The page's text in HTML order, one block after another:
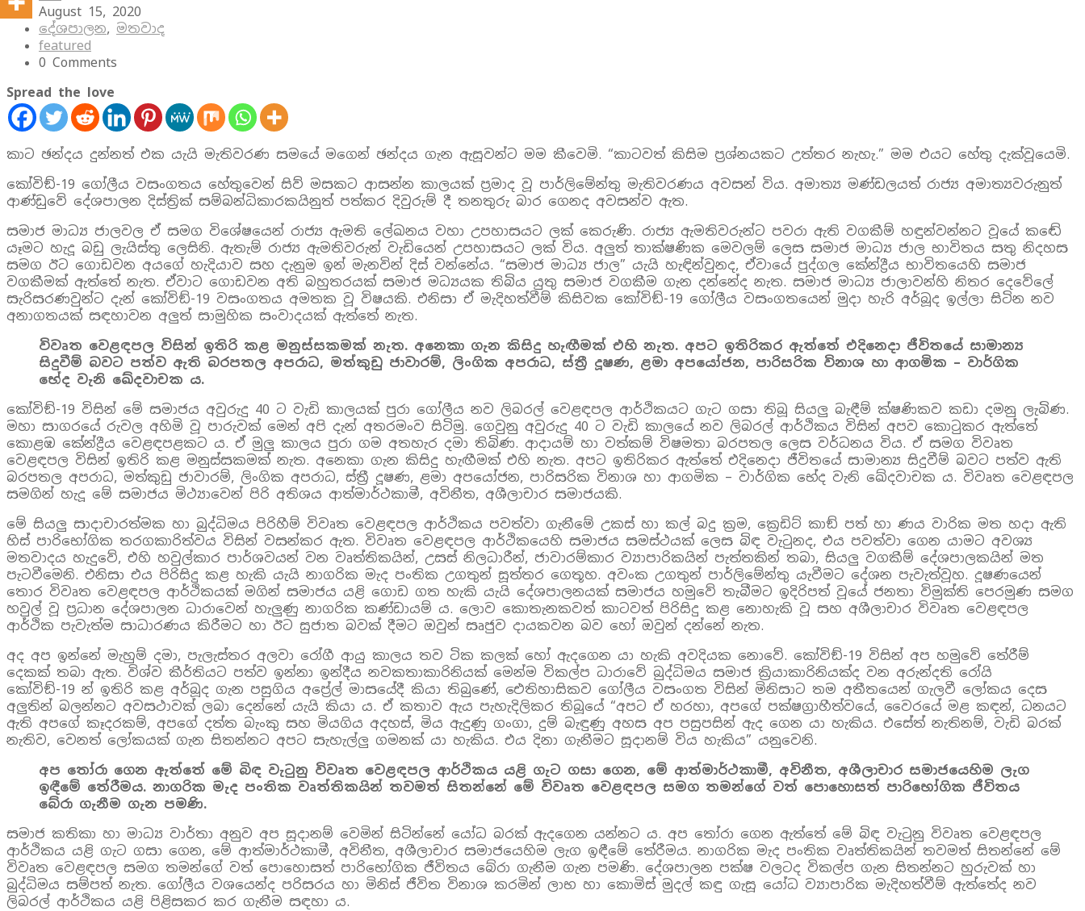
August 15, 2020
දේශපාලන, මතවාද
featured
0 Comments
Spread the love
කාට ඡන්දය දුන්නත් එක යැයි මැතිවරණ සමයේ මගෙන් ඡන්දය ගැන ඇසූවන්ට මම කීවෙමි. “කාටවත් කිසිම ප්‍රශ්නයකට උත්තර නැහැ.” මම එයට හේතු දැක්වූයෙමි.
කෝවිඞ්-19 ගෝලීය වසංගතය හේතුවෙන් සිව් මසකට ආසන්න කාලයක් ප්‍රමාද වූ පාර්ලිමේන්තු මැතිවරණය අවසන් විය. අමාත්‍ය මණ්ඩලයත් රාජ්‍ය අමාත්‍යවරුනුත්
ආණ්ඩුවේ දේශපාලන දිස්ත්‍රික් සම්බන්ධිකාරකයිනුත් පත්කර දිවුරුම් දී තනතුරු බාර ගෙනද අවසන්ව ඇත.
සමාජ මාධ්‍ය ජාලවල ඒ සමග විශේෂයෙන් රාජ්‍ය ඇමති ලේඛනය වහා උපහාසයට ලක් කෙරුණි. රාජ්‍ය ඇමතිවරුන්ට පවරා ඇති වගකීම් හඳුන්වන්නට වූයේ කඬේ
යෑමට හැදූ බඩු ලැයිස්තු ලෙසිනි. ඇතැම් රාජ්‍ය ඇමතිවරුන් වැඩියෙන් උපහාසයට ලක් විය. අලුත් තාක්ෂණික මෙවලම් ලෙස සමාජ මාධ්‍ය ජාල භාවිතය සතු නිදහස
සමග ඊට ගොඩවන අයගේ හැදියාව සහ දැනුම ඉන් මැනවින් දිස් වන්නේය. “සමාජ මාධ්‍ය ජාල” යැයි හැඳින්වුනද, ඒවායේ පුද්ගල කේන්ද්‍රීය භාවිතයෙහි සමාජ
වගකීමක් ඇත්තේ නැත. ඒවාට ගොඩවන අති බහුතරයක් සමාජ මධ්‍යයක තිබිය යුතු සමාජ වගකීම ගැන දන්නේද නැත. සමාජ මාධ්‍ය ජාලාවන්හි නිතර දෙවේලේ
සැරිසරණවුන්ට දැන් කෝවිඞ්-19 වසංගතය අමතක වූ විෂයකි. එනිසා ඒ මැදිහත්වීම් කිසිවක කෝවිඞ්-19 ගෝලීය වසංගතයෙන් මුදා හැරි අර්බූද ඉල්ලා සිටින නව
අනාගතයක් සඳහාවන අලුත් සාමුහික සංවාදයක් ඇත්තේ නැත.
විවෘත වෙළඳපල විසින් ඉතිරි කළ මනුස්සකමක් නැත. අනෙකා ගැන කිසිදු හැඟීමක් එහි නැත. අපට ඉතිරිකර ඇත්තේ එදිනෙදා ජීවිතයේ සාමාන්‍ය
සිදුවීම් බවට පත්ව ඇති බරපතල අපරාධ, මත්කුඩු ජාවාරම්, ලිංගික අපරාධ, ස්ත්‍රී දූෂණ, ළමා අපයෝජන, පාරිසරික විනාශ හා ආගමික – වාර්ගික
භේද වැනි ඛේදවාචක ය.
කෝවිඞ්-19 විසින් මේ සමාජය අවුරුදු 40 ට වැඩි කාලයක් පුරා ගෝලීය නව ලිබරල් වෙළඳපල ආර්ථිකයට ගැට ගසා තිබූ සියලු බැඳීම් ක්ෂණිකව කඩා දමනු ලැබිණ.
මහා සාගරයේ රුවල අහිමි වූ පාරුවක් මෙන් අපි දැන් අතරමංව සිටිමු. ගෙවුනු අවුරුදු 40 ට වැඩි කාලයේ නව ලිබරල් ආර්ථිකය විසින් අපව කොටුකර ඇත්තේ
කොළඹ කේන්ද්‍රීය වෙළඳපළකට ය. ඒ මුලු කාලය පුරා ගම අතහැර දමා තිබිණ. ආදායම් හා වත්කම් විෂමතා බරපතල ලෙස වර්ධනය විය. ඒ සමග විවෘත
වෙළඳපල විසින් ඉතිරි කළ මනුස්සකමක් නැත. අනෙකා ගැන කිසිදු හැඟීමක් එහි නැත. අපට ඉතිරිකර ඇත්තේ එදිනෙදා ජීවිතයේ සාමාන්‍ය සිදුවීම් බවට පත්ව ඇති
බරපතල අපරාධ, මත්කුඩු ජාවාරම්, ලිංගික අපරාධ, ස්ත්‍රී දූෂණ, ළමා අපයෝජන, පාරිසරික විනාශ හා ආගමික – වාර්ගික භේද වැනි ඛේදවාචක ය. විවෘත වෙළඳපල
සමගින් හැදූ මේ සමාජය මිථ්‍යාවෙන් පිරි අතිශය ආත්මාර්ථකාමී, අවිනීත, අශීලාචාර සමාජයකි.
මේ සියලු සාදාචාරත්මක හා බුද්ධිමය පිරිහීම් විවෘත වෙළඳපල ආර්ථිකය පවත්වා ගැනීමේ උකස් හා කල් බදු ක්‍රම, ක්‍රෙඩිට් කාඞ් පත් හා ණය වාරික මත හදා ඇති
හිස් පාරිභෝගික තරගකාරිත්වය විසින් වසන්කර ඇත. විවෘත වෙළඳපල ආර්ථිකයෙහි සමාජය සමස්ථයක් ලෙස බිඳ වැටුනද, එය පවත්වා ගෙන යාමට අවශ්‍ය
මතවාදය හැදුවේ, එහි හවුල්කාර පාර්ශවයන් වන වෘත්තිකයින්, උසස් නිලධාරීන්, ජාවාරම්කාර ව්‍යාපාරිකයින් පැත්තකින් තබා, සියලු වගකීම් දේශපාලකයින් මත
පැටවීමෙනි. එනිසා එය පිරිසිදු කළ හැකි යැයි නාගරික මැද පංතික උගතුන් සූත්තර ගෙතූහ. අවංක උගතුන් පාර්ලිමේන්තු යැවීමට දේශන පැවැත්වූහ. දූෂණයෙන්
තොර විවෘත වෙළඳපල ආර්ථිකයක් මගින් සමාජය යළි ගොඩ ගත හැකි යැයි දේශපාලනයක් සමාජය හමුවේ තැබීමට ඉදිරිපත් වූයේ ජනතා විමුක්ති පෙරමුණ සමග
හවුල් වූ ප්‍රධාන දේශපාලන ධාරාවෙන් හැලුණු නාගරික කණ්ඩායම් ය. ලොව කොතැනකවත් කාටවත් පිරිසිදු කළ නොහැකි වූ සහ අශීලාචාර විවෘත වෙළඳපල
ආර්ථික පැවැත්ම සාධාරණය කිරීමට හා ඊට සුජාත බවක් දීමට ඔවුන් සෘජුව දායකවන බව හෝ ඔවුන් දන්නේ නැත.
අද අප ඉන්නේ මැහුම් දමා, පැලැස්තර අලවා රෝගී ආයු කාලය තව ටික කලක් හෝ ඇදගෙන යා හැකි අවදියක නොවේ. කෝවිඞ්-19 විසින් අප හමුවේ තේරීම්
දෙකක් තබා ඇත. විශ්ව කීර්තියට පත්ව ඉන්නා ඉන්දීය නවකතාකාරිනියක් මෙන්ම විකල්ප ධාරාවේ බුද්ධිමය සමාජ ක්‍රියාකාරිනියක්ද වන අරුන්දති රෝයි
කෝවිඞ්-19 න් ඉතිරි කළ අර්බූද ගැන පසුගිය අප්‍රේල් මාසයේදී කියා තිබුණේ, ඓතිහාසිකව ගෝලීය වසංගත විසින් මිනිසාට තම අතීතයෙන් ගැලවී ලෝකය දෙස
අලුතින් බලන්නට අවසථාවක් ලබා දෙන්නේ යැයි කියා ය. ඒ කතාව ඇය පැහැදිලිකර තිබූයේ “අපට ඒ හරහා, අපගේ පක්ෂග්‍රාහීත්වයේ, වෛරයේ මළ කඳන්, ධනයට
ඇති අපගේ කෑදරකම්, අපගේ දත්ත බැංකු සහ මියගිය අදහස්, මිය ඇදුණු ගංගා, දුම් බැඳුණු අහස අප පසුපසින් ඇද ගෙන යා හැකිය. එසේත් නැතිනම්, වැඩි බරක්
නැතිව, වෙනත් ලෝකයක් ගැන සිතන්නට අපට සැහැල්ලු ගමනක් යා හැකිය. එය දිනා ගැනීමට සූදානම් විය හැකිය” යනුවෙනි.
අප තෝරා ගෙන ඇත්තේ මේ බිඳ වැටුනු විවෘත වෙළඳපල ආර්ථිකය යළි ගැට ගසා ගෙන, මේ ආත්මාර්ථකාමී, අවිනීත, අශීලාචාර සමාජයෙහිම ලැග
ඉඳීමේ තේරීමය. නාගරික මැද පංතික වෘත්තිකයින් තවමත් සිතන්නේ මේ විවෘත වෙළඳපල සමග තමන්ගේ වත් පොහොසත් පාරිභෝගික ජීවිතය
බේරා ගැනීම ගැන පමණි.
සමාජ කතිකා හා මාධ්‍ය වාර්තා අනුව අප සූදානම් වෙමින් සිටින්නේ යෝධ බරක් ඇදගෙන යන්නට ය. අප තෝරා ගෙන ඇත්තේ මේ බිඳ වැටුනු විවෘත වෙළඳපල
ආර්ථිකය යළි ගැට ගසා ගෙන, මේ ආත්මාර්ථකාමී, අවිනීත, අශීලාචාර සමාජයෙහිම ලැග ඉඳීමේ තේරීමය. නාගරික මැද පංතික වෘත්තිකයින් තවමත් සිතන්නේ මේ
විවෘත වෙළඳපල සමග තමන්ගේ වත් පොහොසත් පාරිභෝගික ජීවිතය බේරා ගැනීම ගැන පමණි. දේශපාලන පක්ෂ වලටද විකල්ප ගැන සිතන්නට හුරුවක් හා
බුද්ධිමය සම්පත් නැත. ගෝලීය වශයෙන්ද පරිසරය හා මිනිස් ජීවිත විනාශ කරමින් ලාභ හා කොමිස් මුදල් කඳු ගැසූ යෝධ ව්‍යාපාරික මැදිහත්වීම් ඇත්තේද නව
ලිබරල් ආර්ථිකය යළි පිළිසකර කර ගැනීම සඳහා ය.